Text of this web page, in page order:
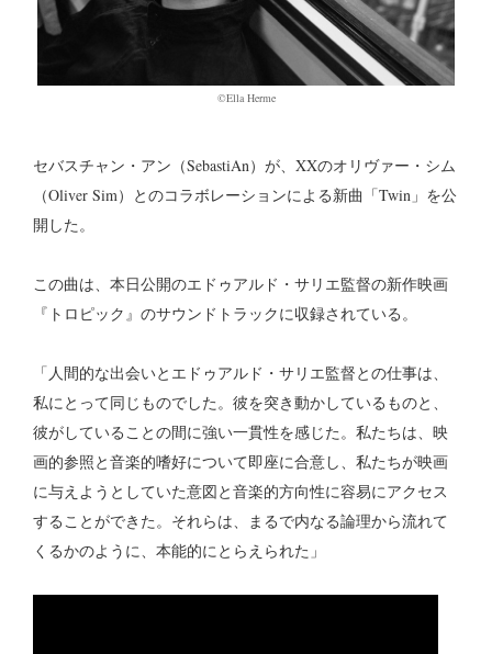
©Ella Herme
セバスチャン・アン（SebastiAn）が、XXのオリヴァー・シム
（Oliver Sim）とのコラボレーションによる新曲「Twin」を公
開した。
この曲は、本日公開のエドゥアルド・サリエ監督の新作映画
『トロピック』のサウンドトラックに収録されている。
「人間的な出会いとエドゥアルド・サリエ監督との仕事は、
私にとって同じものでした。彼を突き動かしているものと、
彼がしていることの間に強い一貫性を感じた。私たちは、映
画的参照と音楽的嗜好について即座に合意し、私たちが映画
に与えようとしていた意図と音楽的方向性に容易にアクセス
することができた。それらは、まるで内なる論理から流れて
くるかのように、本能的にとらえられた」